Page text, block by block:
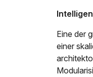
Eine der
einer